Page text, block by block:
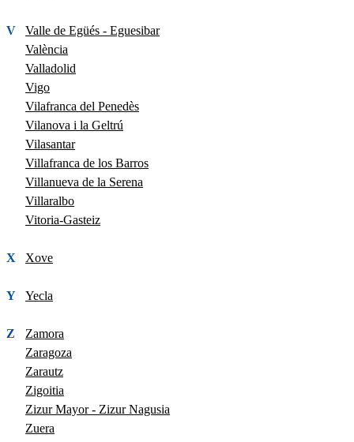
V
Valle de Egüés - Eguesibar
València
Valladolid
Vigo
Vilafranca del Penedès
Vilanova i la Geltrú
Vilasantar
Villafranca de los Barros
Villanueva de la Serena
Villaralbo
Vitoria-Gasteiz
X Xove
Y Yecla
Z
Zamora
Zaragoza
Zarautz
Zigoitia
Zizur Mayor - Zizur Nagusia
Zuera